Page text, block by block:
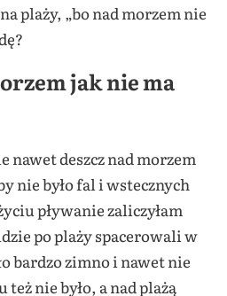
plaży, „bo nad morzem nie
jak nie ma
nawet deszcz nad morzem
nie było fal i wstecznych
pływanie zaliczyłam
po plaży spacerowali w
bardzo zimno i nawet nie
nie było, a nad plażą